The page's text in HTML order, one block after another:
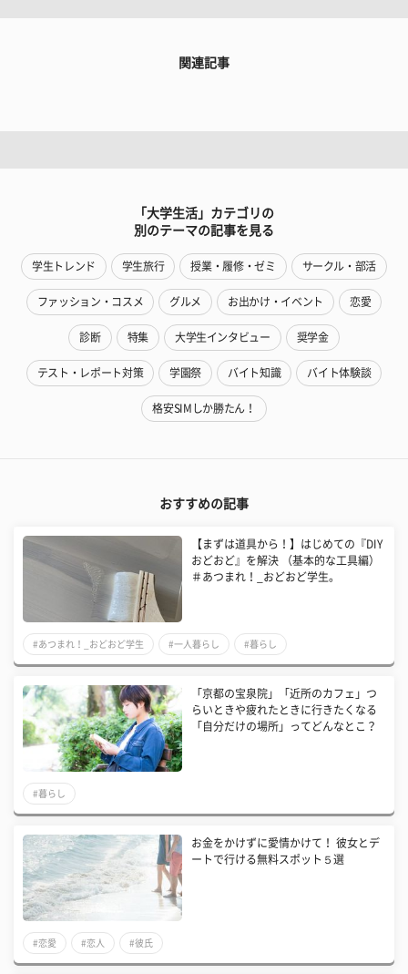
関連記事
「大学生活」カテゴリの
別のテーマの記事を見る
学生トレンド 学生旅行 授業・履修・ゼミ サークル・部活
ファッション・コスメ グルメ お出かけ・イベント 恋愛
診断 特集 大学生インタビュー 奨学金
テスト・レポート対策 学園祭 バイト知識 バイト体験談
格安SIMしか勝たん！
おすすめの記事
【まずは道具から！】はじめての『DIY
おどおど』を解決 （基本的な工具編）
＃あつまれ！_おどおど学生。
#あつまれ！_おどおど学生 #一人暮らし #暮らし
「京都の宝泉院」「近所のカフェ」つ
らいときや疲れたときに行きたくなる
「自分だけの場所」ってどんなとこ？
#暮らし
お金をかけずに愛情かけて！ 彼女とデ
ートで行ける無料スポット５選
#恋愛 #恋人 #彼氏